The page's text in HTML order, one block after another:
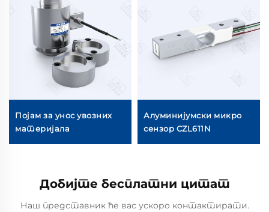
Појам за унос увозних
материјала
Алуминијумски микро
сензор CZL611N
Добијте бесплатни цитат
Наш представник ће вас ускоро контактирати.